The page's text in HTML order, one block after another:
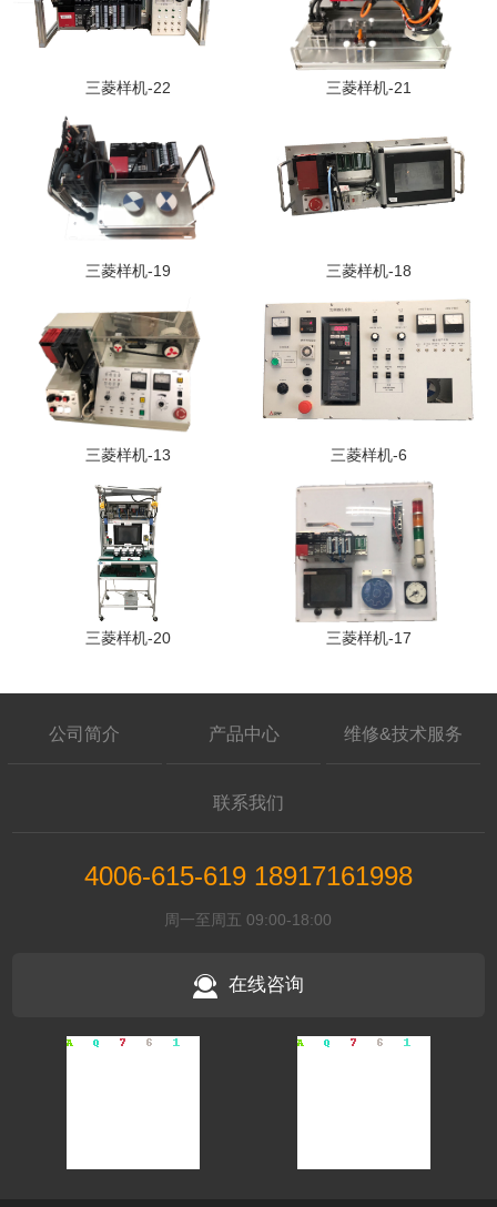
三菱样机-22 三菱样机-21
三菱样机-19 三菱样机-18
三菱样机-13 三菱样机-6
三菱样机-20 三菱样机-17
公司简介 产品中心 维修&技术服务
联系我们
4006-615-619 18917161998
周一至周五 09:00-18:00
在线咨询